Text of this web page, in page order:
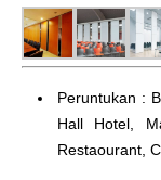
Peruntukan :
Hall Hotel,
Restaourant,